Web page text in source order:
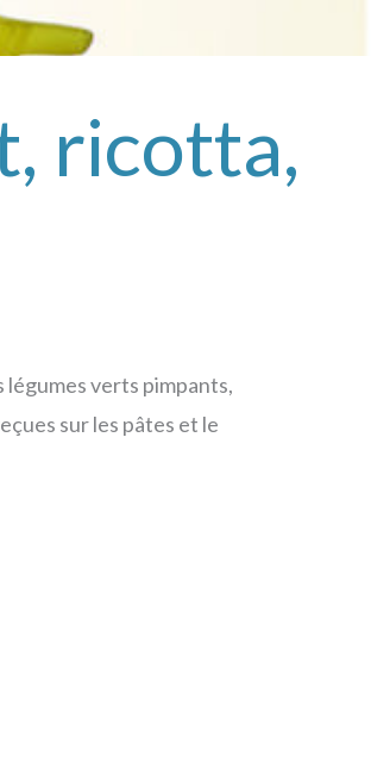
ricotta,
légumes verts pimpants,
sur les pâtes et le